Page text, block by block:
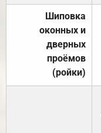
Шиповка
оконных и
дверных
проёмов
(ройки)